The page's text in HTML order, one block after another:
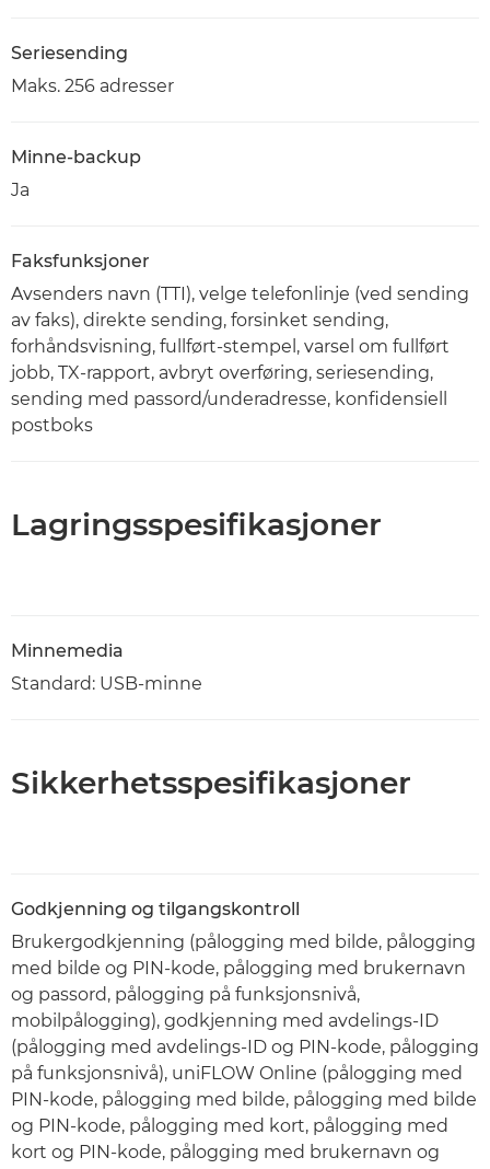
Seriesending
Maks. 256 adresser
Minne-backup
Ja
Faksfunksjoner
Avsenders navn (TTI), velge telefonlinje (ved sending
av faks), direkte sending, forsinket sending,
forhåndsvisning, fullført-stempel, varsel om fullført
jobb, TX-rapport, avbryt overføring, seriesending,
sending med passord/underadresse, konfidensiell
postboks
Lagringsspesifikasjoner
Minnemedia
Standard: USB-minne
Sikkerhetsspesifikasjoner
Godkjenning og tilgangskontroll
Brukergodkjenning (pålogging med bilde, pålogging
med bilde og PIN-kode, pålogging med brukernavn
og passord, pålogging på funksjonsnivå,
mobilpålogging), godkjenning med avdelings-ID
(pålogging med avdelings-ID og PIN-kode, pålogging
på funksjonsnivå), uniFLOW Online (pålogging med
PIN-kode, pålogging med bilde, pålogging med bilde
og PIN-kode, pålogging med kort, pålogging med
kort og PIN-kode, pålogging med brukernavn og